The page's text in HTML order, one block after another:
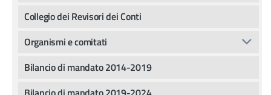
Collegio dei Revisori dei Conti
Organismi e comitati
Bilancio di mandato 2014-2019